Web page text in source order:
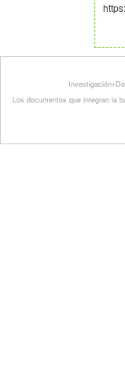
Los documentos que integran la